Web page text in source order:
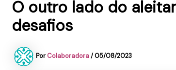
O outro lado do
desafios
PorColaboradora/05/08/2023